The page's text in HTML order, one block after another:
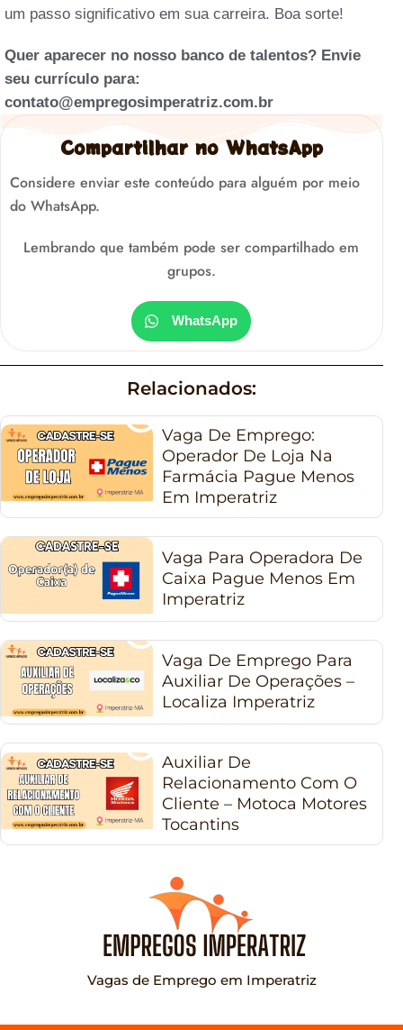
um passo significativo em sua carreira. Boa sorte!
Quer aparecer no nosso banco de talentos? Envie
seu currículo para:
contato@empregosimperatriz.com.br
Compartilhar no WhatsApp
Considere enviar este conteúdo para alguém por meio
do WhatsApp.
Lembrando que também pode ser compartilhado em
grupos.
WhatsApp
Relacionados:
Vaga De Emprego:
Operador De Loja Na
Farmácia Pague Menos
Em Imperatriz
Vaga Para Operadora De
Caixa Pague Menos Em
Imperatriz
Vaga De Emprego Para
Auxiliar De Operações –
Localiza Imperatriz
Auxiliar De
Relacionamento Com O
Cliente – Motoca Motores
Tocantins
Vagas de Emprego em Imperatriz